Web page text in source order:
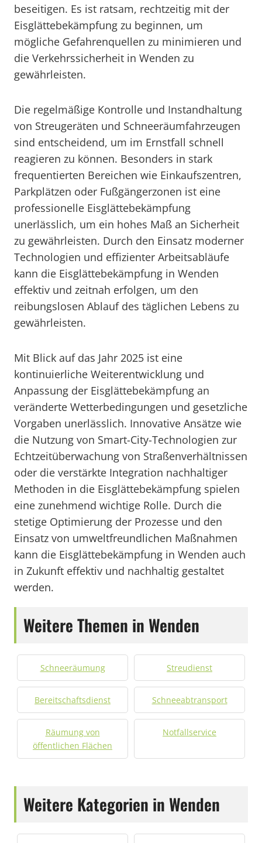
beseitigen. Es ist ratsam, rechtzeitig mit der
Eisglättebekämpfung zu beginnen, um
mögliche Gefahrenquellen zu minimieren und
die Verkehrssicherheit in Wenden zu
gewährleisten.
Die regelmäßige Kontrolle und Instandhaltung
von Streugeräten und Schneeräumfahrzeugen
sind entscheidend, um im Ernstfall schnell
reagieren zu können. Besonders in stark
frequentierten Bereichen wie Einkaufszentren,
Parkplätzen oder Fußgängerzonen ist eine
professionelle Eisglättebekämpfung
unerlässlich, um ein hohes Maß an Sicherheit
zu gewährleisten. Durch den Einsatz moderner
Technologien und effizienter Arbeitsabläufe
kann die Eisglättebekämpfung in Wenden
effektiv und zeitnah erfolgen, um den
reibungslosen Ablauf des täglichen Lebens zu
gewährleisten.
Mit Blick auf das Jahr 2025 ist eine
kontinuierliche Weiterentwicklung und
Anpassung der Eisglättebekämpfung an
veränderte Wetterbedingungen und gesetzliche
Vorgaben unerlässlich. Innovative Ansätze wie
die Nutzung von Smart-City-Technologien zur
Echtzeitüberwachung von Straßenverhältnissen
oder die verstärkte Integration nachhaltiger
Methoden in die Eisglättebekämpfung spielen
eine zunehmend wichtige Rolle. Durch die
stetige Optimierung der Prozesse und den
Einsatz von umweltfreundlichen Maßnahmen
kann die Eisglättebekämpfung in Wenden auch
in Zukunft effektiv und nachhaltig gestaltet
werden.
Weitere Themen in Wenden
Schneeräumung Streudienst
Bereitschaftsdienst Schneeabtransport
Räumung von
öffentlichen Flächen
Notfallservice
Weitere Kategorien in Wenden